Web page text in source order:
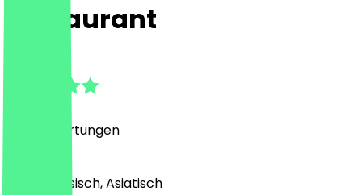
Restaurant
Bewertungen
Vietnamesisch, Asiatisch